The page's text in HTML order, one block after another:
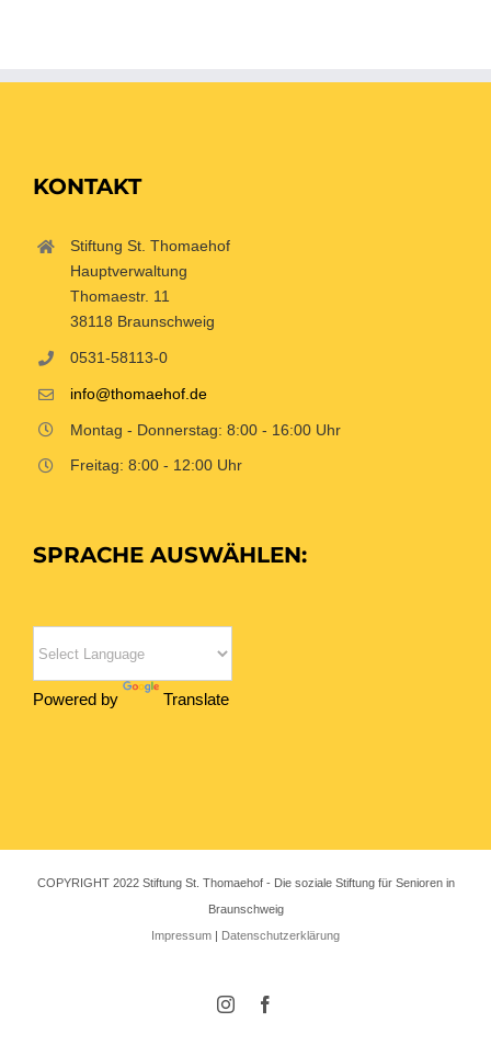
KONTAKT
Stiftung St. Thomaehof
Hauptverwaltung
Thomaestr. 11
38118 Braunschweig
0531-58113-0
info@thomaehof.de
Montag - Donnerstag: 8:00 - 16:00 Uhr
Freitag: 8:00 - 12:00 Uhr
SPRACHE AUSWÄHLEN:
Powered by Translate
COPYRIGHT 2022 Stiftung St. Thomaehof - Die soziale Stiftung für Senioren in
Braunschweig
Impressum
Datenschutzerklärung
Instagram